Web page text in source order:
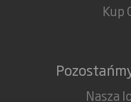
Kup
Nasza